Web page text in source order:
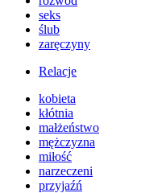
seks
ślub
zaręczyny
Relacje
kobieta
kłótnia
małżeństwo
mężczyzna
miłość
narzeczeni
przyjaźń